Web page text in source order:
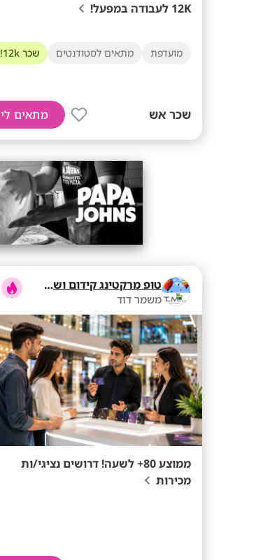
12K לעבודה במפעל!
מועדפת מתאים לסטודנטים שכר 12k!
שכר אש מתאים לי
טופ מרקטינג קידום ושיווק בע"מ
משמר דוד
ממוצע 80+ לשעה! דרושים נציגי/ות
מכירות